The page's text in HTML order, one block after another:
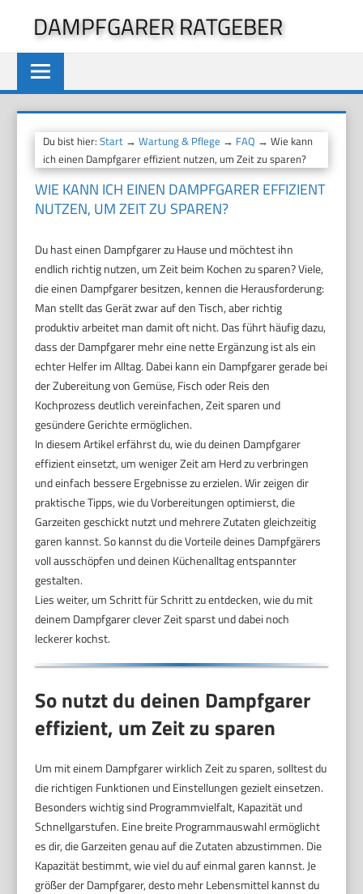
springen
DAMPFGARER RATGEBER
Du bist hier:Start →Wartung & Pflege → FAQ → Wie kann
ich einen Dampfgarer effizient nutzen, um Zeit zu sparen?
WIE KANN ICH EINEN DAMPFGARER EFFIZIENT
NUTZEN, UM ZEIT ZU SPAREN?
Du hast einen Dampfgarer zu Hause und möchtest ihn
endlich richtig nutzen, um Zeit beim Kochen zu sparen? Viele,
die einen Dampfgarer besitzen, kennen die Herausforderung:
Man stellt das Gerät zwar auf den Tisch, aber richtig
produktiv arbeitet man damit oft nicht. Das führt häufig dazu,
dass der Dampfgarer mehr eine nette Ergänzung ist als ein
echter Helfer im Alltag. Dabei kann ein Dampfgarer gerade bei
der Zubereitung von Gemüse, Fisch oder Reis den
Kochprozess deutlich vereinfachen, Zeit sparen und
gesündere Gerichte ermöglichen.
In diesem Artikel erfährst du, wie du deinen Dampfgarer
effizient einsetzt, um weniger Zeit am Herd zu verbringen
und einfach bessere Ergebnisse zu erzielen. Wir zeigen dir
praktische Tipps, wie du Vorbereitungen optimierst, die
Garzeiten geschickt nutzt und mehrere Zutaten gleichzeitig
garen kannst. So kannst du die Vorteile deines Dampfgärers
voll ausschöpfen und deinen Küchenalltag entspannter
gestalten.
Lies weiter, um Schritt für Schritt zu entdecken, wie du mit
deinem Dampfgarer clever Zeit sparst und dabei noch
leckerer kochst.
So nutzt du deinen Dampfgarer
effizient, um Zeit zu sparen
Um mit einem Dampfgarer wirklich Zeit zu sparen, solltest du
die richtigen Funktionen und Einstellungen gezielt einsetzen.
Besonders wichtig sind Programmvielfalt, Kapazität und
Schnellgarstufen. Eine breite Programmauswahl ermöglicht
es dir, die Garzeiten genau auf die Zutaten abzustimmen. Die
Kapazität bestimmt, wie viel du auf einmal garen kannst. Je
größer der Dampfgarer, desto mehr Lebensmittel kannst du